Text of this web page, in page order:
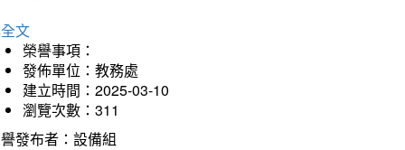
文
榮譽事項：
發佈單位：教務處
建立時間：2025-03-10
瀏覽次數：311
發布者：設備組